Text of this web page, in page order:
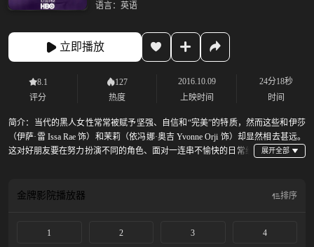
语言： 英语
立即播放
8.1
评分
127
热度
2016.10.09
上映时间
24分18秒
时间
简介：
当代的黑人女性常常被赋予坚强、自信和“完美”的特质，然而这些和伊莎
（伊萨·雷 Issa Rae 饰）和茉莉（依冯娜·奥吉 Yvonne Orji 饰）却显然相去甚远。
这对好朋友要在努力扮演不同的角色、面对一连串不愉快的日常经
一个外表看起来井然有序的企业律师, 在寻找外界途径经营生活时，内心却在经
Joyce 饰）是一个过于热切的白人，她的乐观情绪让人又爱又恨；在工作中，她
金牌影院播放器 排序
1 2 3 4